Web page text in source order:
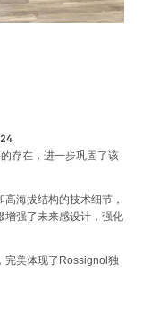
存在，进一步巩固了该
海拔结构的技术细节，
增强了未来感设计，强化
完美体现了Rossignol独